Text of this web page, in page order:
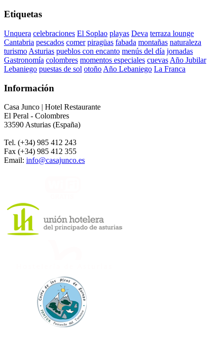
Etiquetas
Unquera celebraciones El Soplao playas Deva terraza lounge
Cantabria pescados comer piragüas fabada montañas naturaleza
turismo Asturias pueblos con encanto menús del día jornadas
Gastronomía colombres momentos especiales cuevas Año Jubilar
Lebaniego puestas de sol otoño Año Lebaniego La Franca
Información
Casa Junco | Hotel Restaurante
El Peral - Colombres
33590 Asturias (España)
Tel. (+34) 985 412 243
Fax (+34) 985 412 355
Email: info@casajunco.es